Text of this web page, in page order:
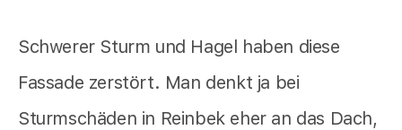
Schwerer Sturm und Hagel haben diese
Fassade zerstört. Man denkt ja bei
Sturmschäden in Reinbek eher an das Dach,